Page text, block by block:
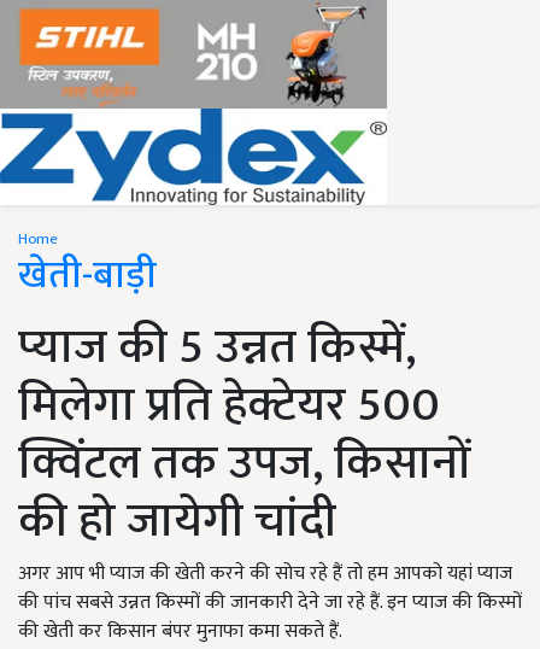
Home
खेती-बाड़ी
प्याज की 5 उन्नत किस्में,
मिलेगा प्रति हेक्टेयर 500
क्विंटल तक उपज, किसानों
की हो जायेगी चांदी
अगर आप भी प्याज की खेती करने की सोच रहे हैं तो हम आपको यहां प्याज
की पांच सबसे उन्नत किस्मों की जानकारी देने जा रहे हैं. इन प्याज की किस्मों
की खेती कर किसान बंपर मुनाफा कमा सकते हैं.